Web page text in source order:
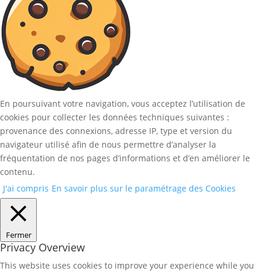
En poursuivant votre navigation, vous acceptez l’utilisation de
cookies pour collecter les données techniques suivantes :
provenance des connexions, adresse IP, type et version du
navigateur utilisé afin de nous permettre d’analyser la
fréquentation de nos pages d’informations et d’en améliorer le
contenu.
J'ai compris En savoir plus sur le paramétrage des Cookies
Fermer
Privacy Overview
This website uses cookies to improve your experience while you